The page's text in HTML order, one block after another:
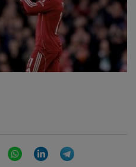
Email WhatsAppLinkedIn